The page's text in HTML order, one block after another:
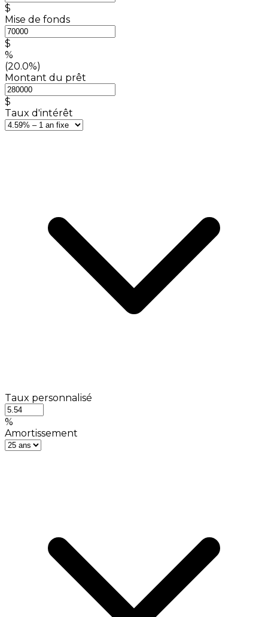
$
Mise de fonds
$
%
(20.0%)
Montant du prêt
$
Taux d'intérêt
Taux personnalisé
%
Amortissement